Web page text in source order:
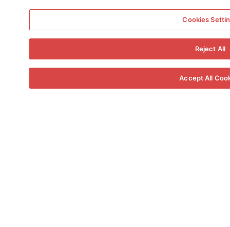
Cookies
Reject All
Accept All